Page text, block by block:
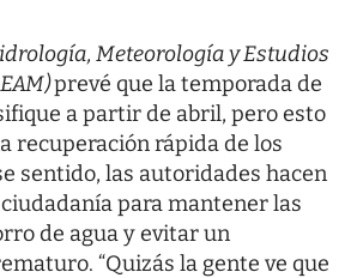
Meteorología y Estudios
prevé que la temporada de
a partir de abril, pero esto
recuperación rápida de los
sentido, las autoridades hacen
para mantener las
de agua y evitar un
“Quizás la gente ve que